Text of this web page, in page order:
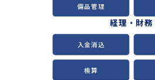
備品管理
経理・財務
入金消込
検算